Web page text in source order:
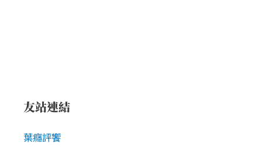
友站連結
葉癮評饗